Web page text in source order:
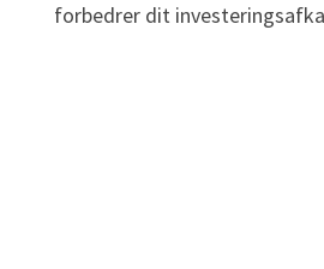
forbedrer dit